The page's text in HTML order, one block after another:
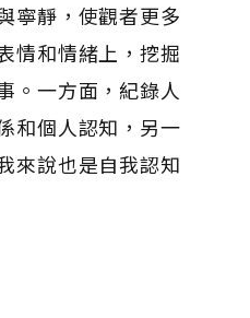
寧靜，使觀者更多
情和情緒上，挖掘
。一方面，紀錄人
和個人認知，另一
來說也是自我認知